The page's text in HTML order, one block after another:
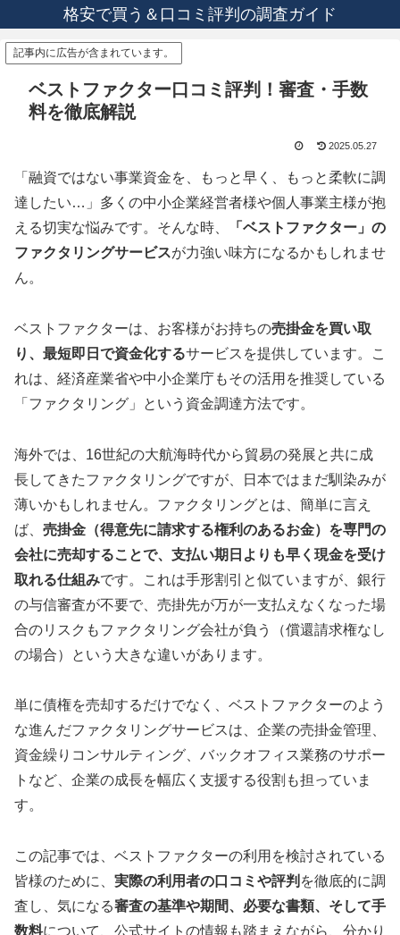
格安で買う＆口コミ評判の調査ガイド
記事内に広告が含まれています。
ベストファクター口コミ評判！審査・手数
料を徹底解説
2025.05.27
「融資ではない事業資金を、もっと早く、もっと柔軟に調
達したい…」多くの中小企業経営者様や個人事業主様が抱
える切実な悩みです。そんな時、
「ベストファクター」の
ファクタリングサービスが力強い味方になるかもしれませ
ん。
ベストファクターは、お客様がお持ちの売掛金を買い取
り、最短即日で資金化するサービスを提供しています。こ
れは、経済産業省や中小企業庁もその活用を推奨している
「ファクタリング」という資金調達方法です。
海外では、16世紀の大航海時代から貿易の発展と共に成
長してきたファクタリングですが、日本ではまだ馴染みが
薄いかもしれません。ファクタリングとは、簡単に言え
ば、 売掛金（得意先に請求する権利のあるお金）を専門の
会社に売却することで、支払い期日よりも早く現金を受け
取れる仕組みです。これは手形割引と似ていますが、銀行
の与信審査が不要で、売掛先が万が一支払えなくなった場
合のリスクもファクタリング会社が負う（償還請求権なし
の場合）という大きな違いがあります。
単に債権を売却するだけでなく、ベストファクターのよう
な進んだファクタリングサービスは、企業の売掛金管理、
資金繰りコンサルティング、バックオフィス業務のサポー
トなど、企業の成長を幅広く支援する役割も担っていま
す。
この記事では、ベストファクターの利用を検討されている
皆様のために、 実際の利用者の口コミや評判 を徹底的に調
査し、気になる審査の基準や期間、必要な書類、そして手
数料について、公式サイト の情報も踏まえながら、分かり